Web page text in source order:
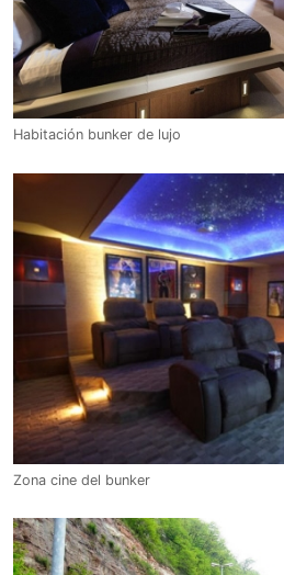
Habitación bunker de lujo
Zona cine del bunker